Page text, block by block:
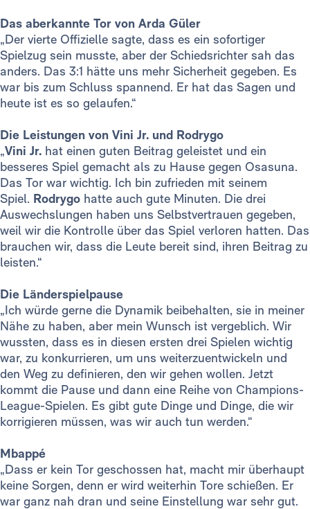
Das aberkannte Tor von Arda Güler
„Der vierte Offizielle sagte, dass es ein sofortiger
Spielzug sein musste, aber der Schiedsrichter sah das
anders. Das 3:1 hätte uns mehr Sicherheit gegeben. Es
war bis zum Schluss spannend. Er hat das Sagen und
heute ist es so gelaufen.“
Die Leistungen von Vini Jr. und Rodrygo
„Vini Jr. hat einen guten Beitrag geleistet und ein
besseres Spiel gemacht als zu Hause gegen Osasuna.
Das Tor war wichtig. Ich bin zufrieden mit seinem
Spiel. Rodrygo hatte auch gute Minuten. Die drei
Auswechslungen haben uns Selbstvertrauen gegeben,
weil wir die Kontrolle über das Spiel verloren hatten. Das
brauchen wir, dass die Leute bereit sind, ihren Beitrag zu
leisten.“
Die Länderspielpause
„Ich würde gerne die Dynamik beibehalten, sie in meiner
Nähe zu haben, aber mein Wunsch ist vergeblich. Wir
wussten, dass es in diesen ersten drei Spielen wichtig
war, zu konkurrieren, um uns weiterzuentwickeln und
den Weg zu definieren, den wir gehen wollen. Jetzt
kommt die Pause und dann eine Reihe von Champions-
League-Spielen. Es gibt gute Dinge und Dinge, die wir
korrigieren müssen, was wir auch tun werden.“
Mbappé
„Dass er kein Tor geschossen hat, macht mir überhaupt
keine Sorgen, denn er wird weiterhin Tore schießen. Er
war ganz nah dran und seine Einstellung war sehr gut.